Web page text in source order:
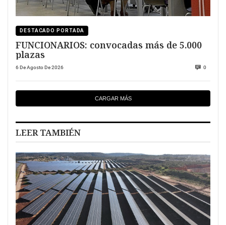
DESTACADO PORTADA
FUNCIONARIOS: convocadas más de 5.000
plazas
6 De Agosto De 2026 0
CARGAR MÁS
LEER TAMBIÉN